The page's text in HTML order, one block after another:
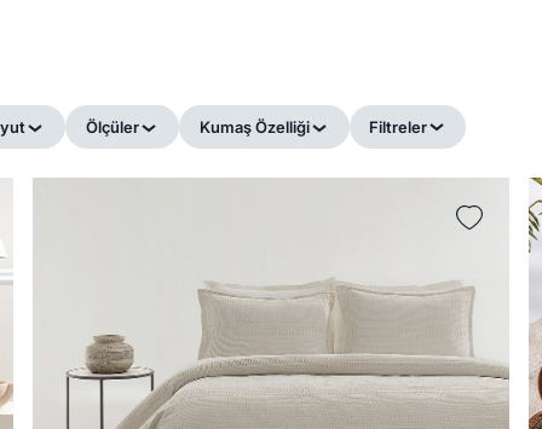
Ölçüler Kumaş Özelliği Filtreler